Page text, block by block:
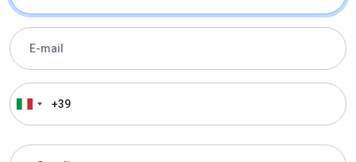
E-Mail
Telefono
Oggetto
Oggetto